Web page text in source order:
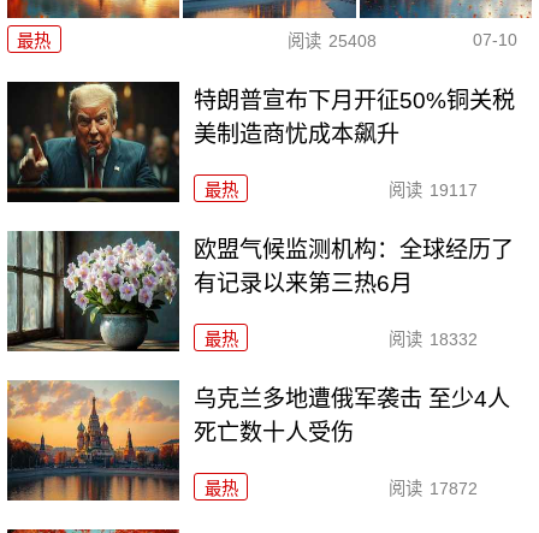
最热 阅读 25408 07-10
特朗普宣布下月开征50%铜关税
美制造商忧成本飙升
最热 阅读 19117
欧盟气候监测机构：全球经历了
有记录以来第三热6月
最热 阅读 18332
乌克兰多地遭俄军袭击 至少4人
死亡数十人受伤
最热 阅读 17872